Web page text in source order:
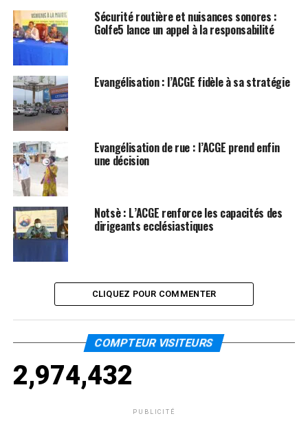
Sécurité routière et nuisances sonores :
Golfe5 lance un appel à la responsabilité
Evangélisation : l’ACGE fidèle à sa stratégie
Evangélisation de rue : l’ACGE prend enfin
une décision
Notsè : L’ACGE renforce les capacités des
dirigeants ecclésiastiques
CLIQUEZ POUR COMMENTER
COMPTEUR VISITEURS
2,974,432
PUBLICITÉ